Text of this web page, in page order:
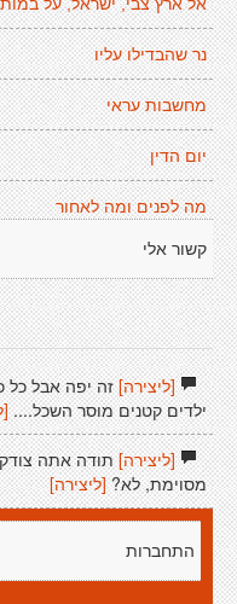
נר שהבדילו עליו
מחשבות עראי
יום הדין
מה לפנים ומה לאחור
קשור אלי
[ליצירה]זה יפה אבל כל
ילדים קטנים מוסר השכל....
[ליצירה]תודה אתה צודק,
מסוימת, לא? [ליצירה]
התחברות